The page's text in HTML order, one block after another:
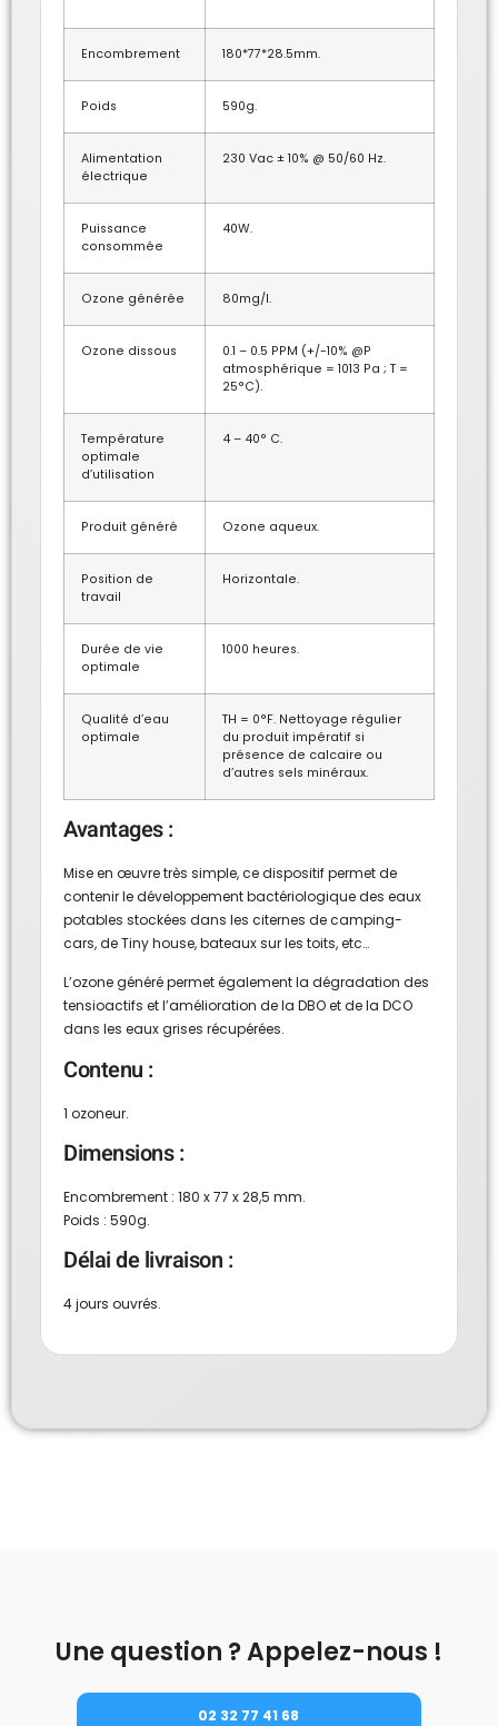
Encombrement 180*77*28.5mm.
Poids 590g.
Alimentation
électrique
230 Vac ± 10% @ 50/60 Hz.
Puissance
consommée
40W.
Ozone générée 80mg/l.
Ozone dissous
0.1 – 0.5 PPM (+/-10% @P
atmosphérique = 1013 Pa ; T =
25°C).
Température
optimale
d’utilisation
4 – 40° C.
Produit généré Ozone aqueux.
Position de
travail
Horizontale.
Durée de vie
optimale
1000 heures.
Qualité d’eau
optimale
TH = 0°F. Nettoyage régulier
du produit impératif si
présence de calcaire ou
d’autres sels minéraux.
Avantages :
Mise en œuvre très simple, ce dispositif permet de
contenir le développement bactériologique des eaux
potables stockées dans les citernes de camping-
cars, de Tiny house, bateaux sur les toits, etc…
L’ozone généré permet également la dégradation des
tensioactifs et l’amélioration de la DBO et de la DCO
dans les eaux grises récupérées.
Contenu :
1 ozoneur.
Dimensions :
Encombrement : 180 x 77 x 28,5 mm.
Poids : 590g.
Délai de livraison :
4 jours ouvrés.
Une question ? Appelez-nous !
02 32 77 41 68